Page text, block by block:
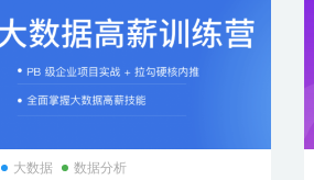
大数据 数据分析